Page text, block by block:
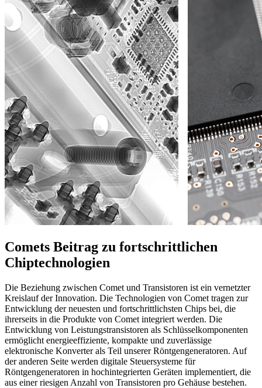
Comets Beitrag zu fortschrittlichen
Chiptechnologien
Die Beziehung zwischen Comet und Transistoren ist ein vernetzter
Kreislauf der Innovation. Die Technologien von Comet tragen zur
Entwicklung der neuesten und fortschrittlichsten Chips bei, die
ihrerseits in die Produkte von Comet integriert werden. Die
Entwicklung von Leistungstransistoren als Schlüsselkomponenten
ermöglicht energieeffiziente, kompakte und zuverlässige
elektronische Konverter als Teil unserer Röntgengeneratoren. Auf
der anderen Seite werden digitale Steuersysteme für
Röntgengeneratoren in hochintegrierten Geräten implementiert, die
aus einer riesigen Anzahl von Transistoren pro Gehäuse bestehen.